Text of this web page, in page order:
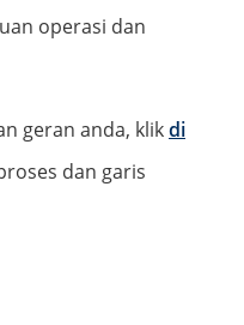
operasi dan
geran anda, klikdi
dan garis